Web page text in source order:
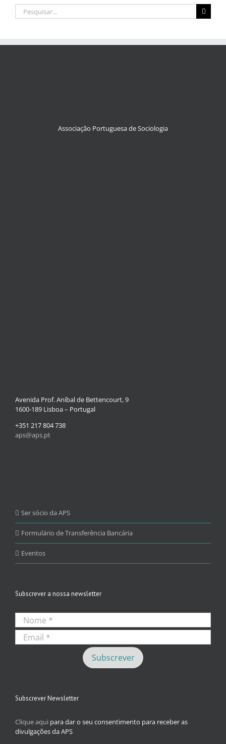
Pesquisar
Associação Portuguesa de Sociologia
Avenida Prof. Aníbal de Bettencourt, 9
1600-189 Lisboa – Portugal
+351 217 804 738
aps@aps.pt
Ser sócio da APS
Formulário de Transferência Bancária
Eventos
Subscrever a nossa newsletter
Subscrever Newsletter
Clique aqui para dar o seu consentimento para receber as
divulgações da APS